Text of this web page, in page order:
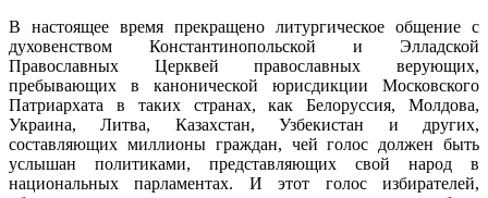
В настоящее время прекращено литургическое общение с
духовенством Константинопольской и Элладской
Православных Церквей православных верующих,
пребывающих в канонической юрисдикции Московского
Патриархата в таких странах, как Белоруссия, Молдова,
Украина, Литва, Казахстан, Узбекистан и других,
составляющих миллионы граждан, чей голос должен быть
услышан политиками, представляющих свой народ в
национальных парламентах. И этот голос избирателей,